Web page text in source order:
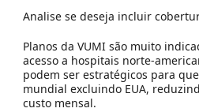
Analise se deseja incluir
Planos da VUMI são muito
acesso a hospitais norte-
podem ser estratégicos para
mundial excluindo EUA,
custo mensal.